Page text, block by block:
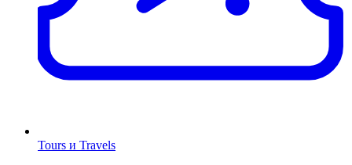
Tours и Travels